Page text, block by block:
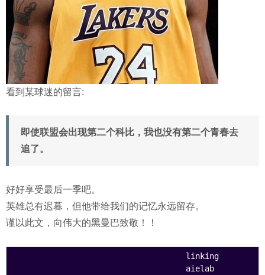
看到某球迷的留言:
即使联盟会出现第二个科比，我也没有第二个青春去
追了。
好好享受最后一季吧。
英雄总有迟暮，但他带给我们的记忆永远留存。
谨以此文，向伟大的黑曼巴致敬！！
                                    linking
                                    aielab